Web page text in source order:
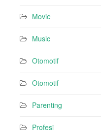
Movie
Music
Otomotif
Otomotif
Parenting
Profesi